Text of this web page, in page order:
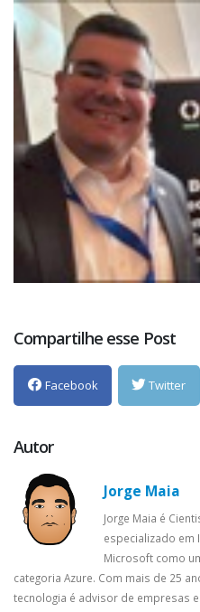
Compartilhe esse Post
Facebook Twitter
Autor
Jorge Maia
Jorge Maia é
especializado em
Microsoft como
categoria Azure. Com mais de 25
tecnologia é advisor de empresas